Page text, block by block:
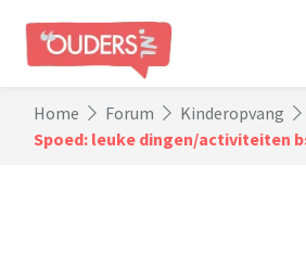
Home Forum
Kinderopvang
Spoed: leuke dingen/activiteiten